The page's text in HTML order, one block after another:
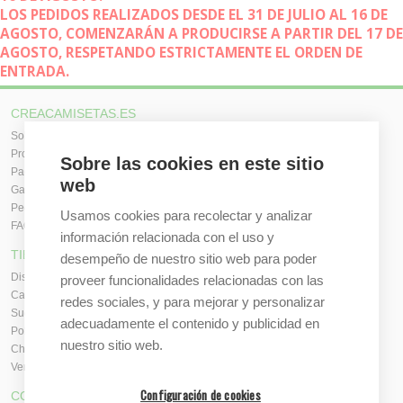
Sobre las cookies en este sitio
web
Usamos cookies para recolectar y analizar
información relacionada con el uso y
desempeño de nuestro sitio web para poder
proveer funcionalidades relacionadas con las
redes sociales, y para mejorar y personalizar
adecuadamente el contenido y publicidad en
nuestro sitio web.
Configuración de cookies
LOS PEDIDOS REALIZADOS DESDE EL 31 DE JULIO AL 16 DE
AGOSTO, COMENZARÁN A PRODUCIRSE A PARTIR DEL 17 DE
AGOSTO, RESPETANDO ESTRICTAMENTE EL ORDEN DE
ENTRADA.
CREACAMISETAS.ES
Sobre nosotros
Proceso de compra
Pagos, envíos y producción
Garantías y devoluciones
Pedidos al por mayor
FAQ / Ayuda
TIENDA ONLINE
Diseña en línea ahora
Camisetas personalizadas
Sudaderas personalizadas
Polos personalizados
Chaquetas Softshell
Ver todas las categorías
CONTACTO